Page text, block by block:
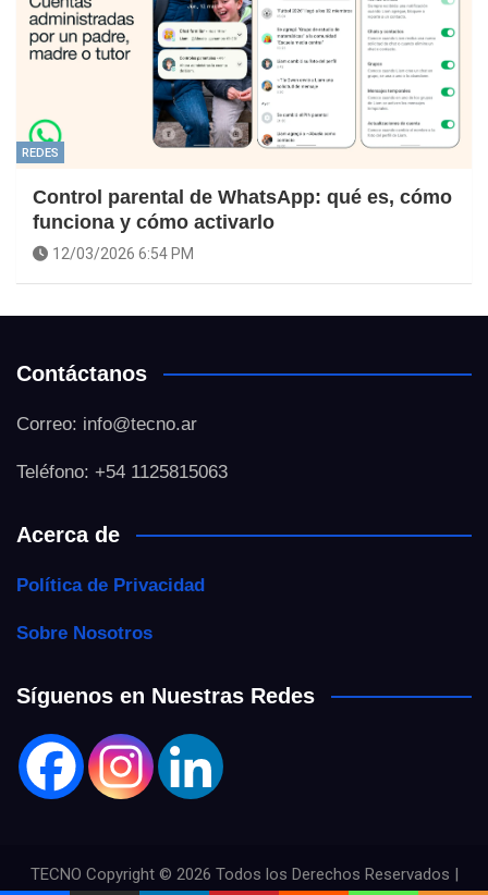
REDES
Control parental de WhatsApp: qué es, cómo
funciona y cómo activarlo
12/03/2026 6:54 PM
Contáctanos
Correo: info@tecno.ar
Teléfono: +54 1125815063
Acerca de
Política de Privacidad
Sobre Nosotros
Síguenos en Nuestras Redes
TECNO Copyright © 2026 Todos los Derechos Reservados |